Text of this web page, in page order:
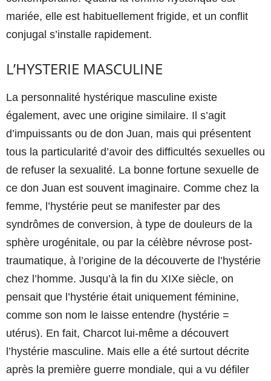
mariée, elle est habituellement frigide, et un conflit
conjugal s’installe rapidement.
L’HYSTERIE MASCULINE
La personnalité hystérique masculine existe
également, avec une origine similaire. Il s’agit
d’impuissants ou de don Juan, mais qui présentent
tous la particularité d’avoir des difficultés sexuelles ou
de refuser la sexualité. La bonne fortune sexuelle de
ce don Juan est souvent imaginaire. Comme chez la
femme, l’hystérie peut se manifester par des
syndrômes de conversion, à type de douleurs de la
sphère urogénitale, ou par la célèbre névrose post-
traumatique, à l’origine de la découverte de l’hystérie
chez l’homme. Jusqu’à la fin du XIXe siècle, on
pensait que l’hystérie était uniquement féminine,
comme son nom le laisse entendre (hystérie =
utérus). En fait, Charcot lui-même a découvert
l’hystérie masculine. Mais elle a été surtout décrite
après la première guerre mondiale, qui a vu défiler